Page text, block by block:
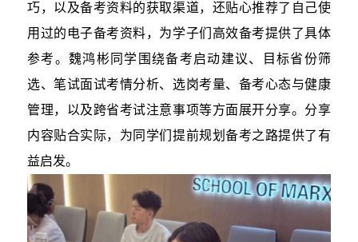
巧，以及备考资料的获取渠道，还贴心推荐了自己使
用过的电子备考资料，为学子们高效备考提供了具体
参考。魏鸿彬同学围绕备考启动建议、目标省份筛
选、笔试面试考情分析、选岗考量、备考心态与健康
管理，以及跨省考试注意事项等方面展开分享。分享
内容贴合实际，为同学们提前规划备考之路提供了有
益启发。